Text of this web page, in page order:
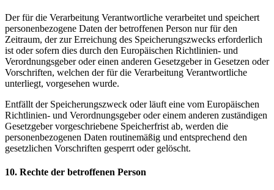
Der für die Verarbeitung Verantwortliche verarbeitet und speichert
personenbezogene Daten der betroffenen Person nur für den
Zeitraum, der zur Erreichung des Speicherungszwecks erforderlich
ist oder sofern dies durch den Europäischen Richtlinien- und
Verordnungsgeber oder einen anderen Gesetzgeber in Gesetzen oder
Vorschriften, welchen der für die Verarbeitung Verantwortliche
unterliegt, vorgesehen wurde.
Entfällt der Speicherungszweck oder läuft eine vom Europäischen
Richtlinien- und Verordnungsgeber oder einem anderen zuständigen
Gesetzgeber vorgeschriebene Speicherfrist ab, werden die
personenbezogenen Daten routinemäßig und entsprechend den
gesetzlichen Vorschriften gesperrt oder gelöscht.
10. Rechte der betroffenen Person